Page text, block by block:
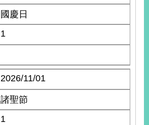
國慶日
1
2026/11/01
諸聖節
1